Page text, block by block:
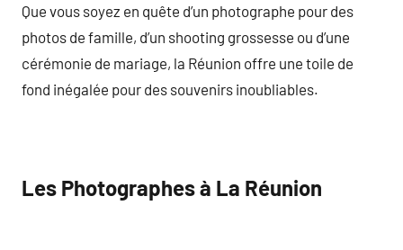
Que vous soyez en quête d’un photographe pour des
photos de famille, d’un shooting grossesse ou d’une
cérémonie de mariage, la Réunion offre une toile de
fond inégalée pour des souvenirs inoubliables.
Les Photographes à La Réunion